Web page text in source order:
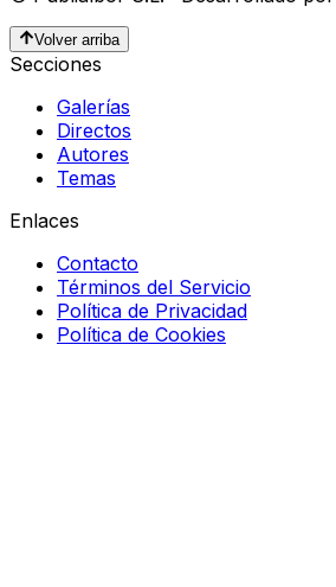
Volver arriba
Secciones
Galerías
Directos
Autores
Temas
Enlaces
Contacto
Términos del Servicio
Política de Privacidad
Política de Cookies